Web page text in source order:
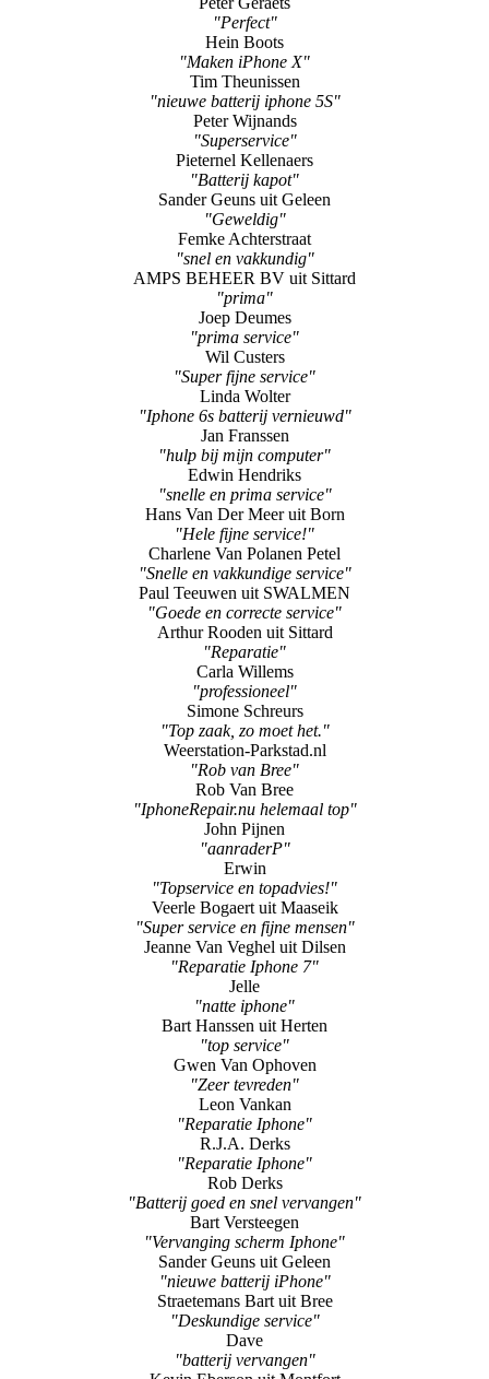
"Zeer snelle service"
SJD Jewelry
"Scherm vervangen"
Peter Geraets
"Perfect"
Hein Boots
"Maken iPhone X"
Tim Theunissen
"nieuwe batterij iphone 5S"
Peter Wijnands
"Superservice"
Pieternel Kellenaers
"Batterij kapot"
Sander Geuns uit Geleen
"Geweldig"
Femke Achterstraat
"snel en vakkundig"
AMPS BEHEER BV uit Sittard
"prima"
Joep Deumes
"prima service"
Wil Custers
"Super fijne service"
Linda Wolter
"Iphone 6s batterij vernieuwd"
Jan Franssen
"hulp bij mijn computer"
Edwin Hendriks
"snelle en prima service"
Hans Van Der Meer uit Born
"Hele fijne service!"
Charlene Van Polanen Petel
"Snelle en vakkundige service"
Paul Teeuwen uit SWALMEN
"Goede en correcte service"
Arthur Rooden uit Sittard
"Reparatie"
Carla Willems
"professioneel"
Simone Schreurs
"Top zaak, zo moet het."
Weerstation-Parkstad.nl
"Rob van Bree"
Rob Van Bree
"IphoneRepair.nu helemaal top"
John Pijnen
"aanraderP"
Erwin
"Topservice en topadvies!"
Veerle Bogaert uit Maaseik
"Super service en fijne mensen"
Jeanne Van Veghel uit Dilsen
"Reparatie Iphone 7"
Jelle
"natte iphone"
Bart Hanssen uit Herten
"top service"
Gwen Van Ophoven
"Zeer tevreden"
Leon Vankan
"Reparatie Iphone"
R.J.A. Derks
"Reparatie Iphone"
Rob Derks
"Batterij goed en snel vervangen"
Bart Versteegen
"Vervanging scherm Iphone"
Sander Geuns uit Geleen
"nieuwe batterij iPhone"
Straetemans Bart uit Bree